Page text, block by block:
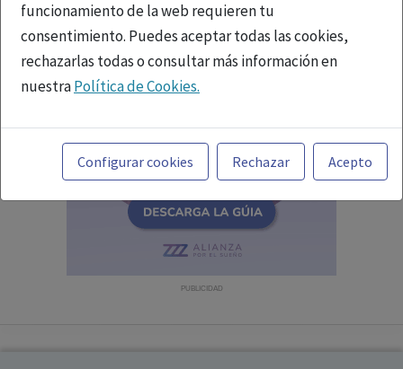
funcionamiento de la web requieren tu
consentimiento. Puedes aceptar todas las cookies,
rechazarlas todas o consultar más información en
nuestraPolítica de Cookies.
Toda la información incluida en la Página Web está
referida a productos del mercado español y, por
tanto, dirigida a profesionales sanitarios legalmente
facultados para prescribir o dispensar medicamentos
con ejercicio profesional. La información técnica de los
fármacos se facilita a título meramente informativo,
Configurar cookies Rechazar Acepto
PUBLICIDAD